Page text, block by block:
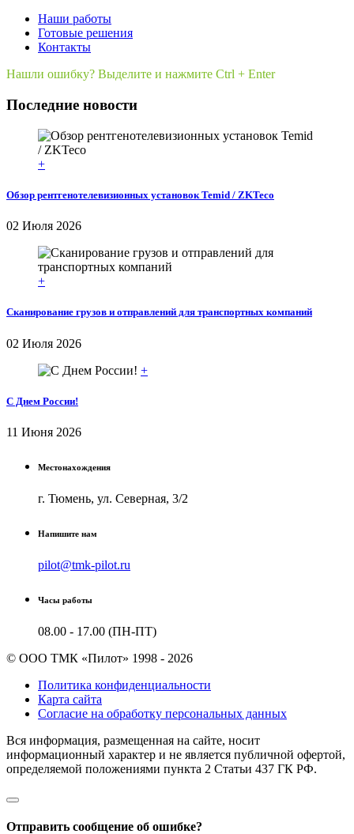
Наши работы
Готовые решения
Контакты
Нашли ошибку? Выделите и нажмите Ctrl + Enter
Последние новости
+
Обзор рентгенотелевизионных установок Temid / ZKTeco
02 Июля 2026
+
Сканирование грузов и отправлений для транспортных компаний
02 Июля 2026
+
С Днем России!
11 Июня 2026
Местонахождения
г. Тюмень, ул. Северная, 3/2
Напишите нам
pilot@tmk-pilot.ru
Часы работы
08.00 - 17.00 (ПН-ПТ)
© ООО ТМК «Пилот» 1998 - 2026
Политика конфиденциальности
Карта сайта
Согласие на обработку персональных данных
Вся информация, размещенная на сайте, носит
информационный характер и не является публичной офертой,
определяемой положениями пункта 2 Cтатьи 437 ГК РФ.
Отправить сообщение об ошибке?